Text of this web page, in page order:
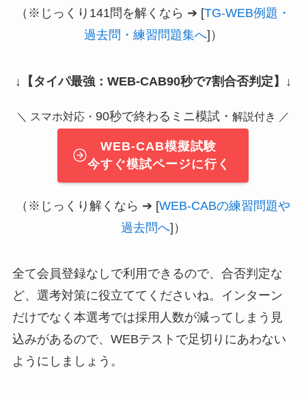
（※じっくり141問を解くなら ➔ [TG-WEB例題・
過去問・練習問題集へ]）
↓ 【タイパ最強：WEB-CAB90秒で7割合否判定】 ↓
＼ スマホ対応・ 90秒で終わるミニ模試・ 解説付き ／
WEB-CAB模擬試験
今すぐ模試ページに行く
（※じっくり解くなら ➔ [WEB-CABの練習問題や
過去問へ]）
全て会員登録なしで利用できるので、合否判定な
ど、選考対策に役立ててくださいね。インターン
だけでなく本選考では採用人数が減ってしまう見
込みがあるので、WEBテストで足切りにあわない
ようにしましょう。